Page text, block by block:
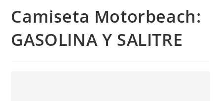
Camiseta Motorbeach:
GASOLINA Y SALITRE